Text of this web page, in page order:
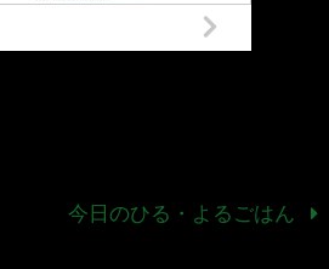
今日のひる・よるごはん